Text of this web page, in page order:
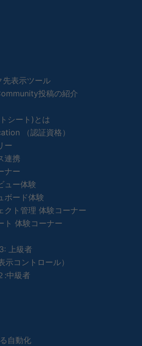
先表示ツール
投稿の紹介
シート)とは
（認証資格）
ー
連携
ナー
ュー体験
ボード体験
ト管理 体験コーナー
ト 体験コーナー
上級者
コントロール）
:中級者
自動化